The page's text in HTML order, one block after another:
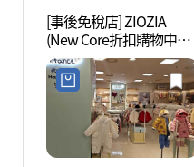
[事後免稅店] ZIOZIA
(New Core折扣購物中心
坪村店)(지오지아 뉴코아
아울렛 평촌점)